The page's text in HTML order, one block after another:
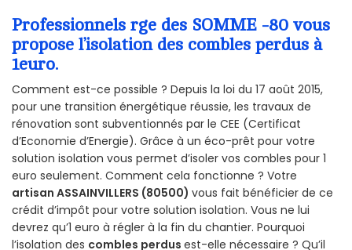
Professionnels rge des SOMME -80 vous
propose l’isolation des combles perdus à
1euro.
Comment est-ce possible ? Depuis la loi du 17 août 2015,
pour une transition énergétique réussie, les travaux de
rénovation sont subventionnés par le CEE (Certificat
d’Economie d’Energie). Grâce à un éco-prêt pour votre
solution isolation vous permet d’isoler vos combles pour 1
euro seulement. Comment cela fonctionne ? Votre
artisan ASSAINVILLERS (80500) vous fait bénéficier de ce
crédit d’impôt pour votre solution isolation. Vous ne lui
devrez qu’1 euro à régler à la fin du chantier. Pourquoi
l’isolation des combles perdus est-elle nécessaire ? Qu’il